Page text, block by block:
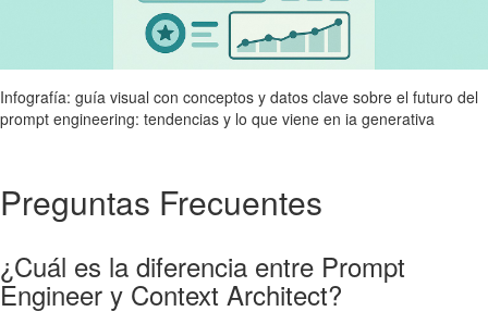
Infografía: guía visual con conceptos y datos clave sobre el futuro del
prompt engineering: tendencias y lo que viene en ia generativa
Preguntas Frecuentes
¿Cuál es la diferencia entre Prompt
Engineer y Context Architect?